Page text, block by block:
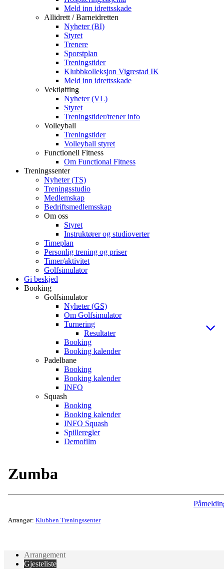
Meld inn idrettsskade
Allidrett / Barneidretten
Nyheter (BI)
Styret
Trenere
Sporstplan
Treningstider
Klubbkolleksjon Vigrestad IK
Meld inn idrettsskade
Vektløfting
Nyheter (VL)
Styret
Treningstider/trener info
Volleyball
Treningstider
Volleyball styret
Functionell Fitness
Om Functional Fitness
Treningssenter
Nyheter (TS)
Treningsstudio
Medlemskap
Bedriftsmedlemsskap
Om oss
Styret
Instruktører og studioverter
Timeplan
Personlig trening og priser
Timer/aktivitet
Golfsimulator
Gi beskjed
Booking
Golfsimulator
Nyheter (GS)
Om Golfsimulator
Turnering
Resultater
Booking
Booking kalender
Padelbane
Booking
Booking kalender
INFO
Squash
Booking
Booking kalender
INFO Squash
Spilleregler
Demofilm
Zumba
Arrangør: Klubben Treningssenter
Arrangement
Gjesteliste